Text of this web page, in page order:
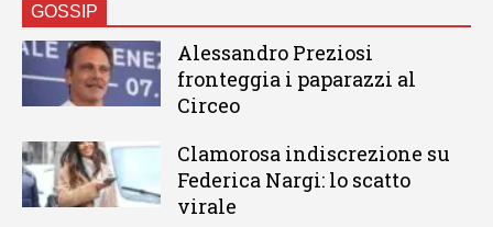
GOSSIP
Alessandro Preziosi
fronteggia i paparazzi al
Circeo
Clamorosa indiscrezione su
Federica Nargi: lo scatto
virale